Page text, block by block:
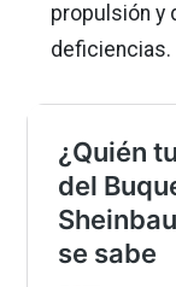
propulsión y
deficiencias.